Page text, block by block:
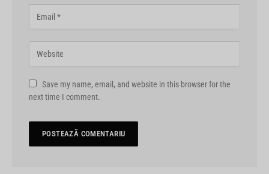
Save my name, email, and website in this browser for the
next time I comment.